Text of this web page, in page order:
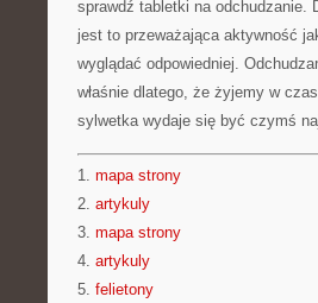
sprawdź tabletki na odchudzanie.
jest to przeważająca aktywność
wyglądać odpowiedniej.
właśnie dlatego, że żyjemy w
sylwetka wydaje się być czymś
1. mapa strony
2. artykuly
3. mapa strony
4. artykuly
5. felietony